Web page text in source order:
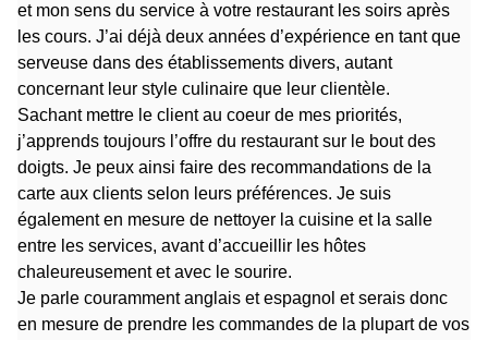
et mon sens du service à votre restaurant les soirs après
les cours. J’ai déjà deux années d’expérience en tant que
serveuse dans des établissements divers, autant
concernant leur style culinaire que leur clientèle.
Sachant mettre le client au coeur de mes priorités,
j’apprends toujours l’offre du restaurant sur le bout des
doigts. Je peux ainsi faire des recommandations de la
carte aux clients selon leurs préférences. Je suis
également en mesure de nettoyer la cuisine et la salle
entre les services, avant d’accueillir les hôtes
chaleureusement et avec le sourire.
Je parle couramment anglais et espagnol et serais donc
en mesure de prendre les commandes de la plupart de vos